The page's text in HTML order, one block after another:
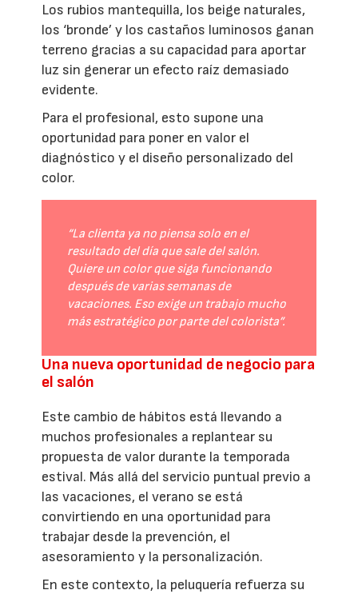
Los rubios mantequilla, los beige naturales,
los ‘bronde’ y los castaños luminosos ganan
terreno gracias a su capacidad para aportar
luz sin generar un efecto raíz demasiado
evidente.
Para el profesional, esto supone una
oportunidad para poner en valor el
diagnóstico y el diseño personalizado del
color.
“La clienta ya no piensa solo en el
resultado del día que sale del salón.
Quiere un color que siga funcionando
después de varias semanas de
vacaciones. Eso exige un trabajo mucho
más estratégico por parte del colorista”.
Una nueva oportunidad de negocio para
el salón
Este cambio de hábitos está llevando a
muchos profesionales a replantear su
propuesta de valor durante la temporada
estival. Más allá del servicio puntual previo a
las vacaciones, el verano se está
convirtiendo en una oportunidad para
trabajar desde la prevención, el
asesoramiento y la personalización.
En este contexto, la peluquería refuerza su